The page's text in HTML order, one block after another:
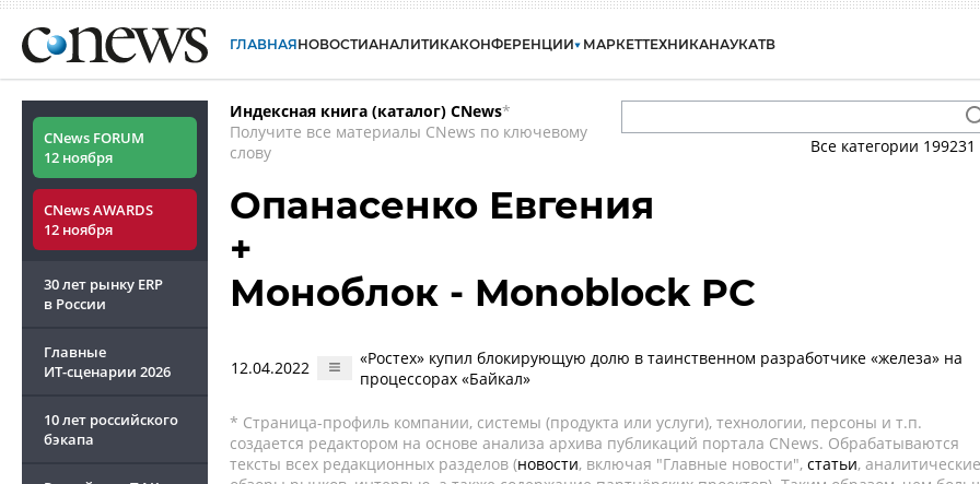
ГЛАВНАЯНОВОСТИАНАЛИТИКАКОНФЕРЕНЦИИ МАРКЕТТЕХНИКАНАУКАТВ
CNews FORUM
12 ноября
CNews AWARDS
12 ноября
30 лет рынку ERP
в России
Главные
ИТ-сценарии 2026
10 лет российского
бэкапа
Индексная книга (каталог) CNews*
Получите все материалы CNews по ключевому
слову
Все категории 199231
Опанасенко Евгения
+
Моноблок - Monoblock PC
12.04.2022
«Ростех» купил блокирующую долю в таинственном разработчике «железа» на
процессорах «Байкал»
* Страница-профиль компании, системы (продукта или услуги), технологии, персоны и т.п.
создается редактором на основе анализа архива публикаций портала CNews. Обрабатываются
тексты всех редакционных разделов (новости, включая "Главные новости", статьи, аналитические